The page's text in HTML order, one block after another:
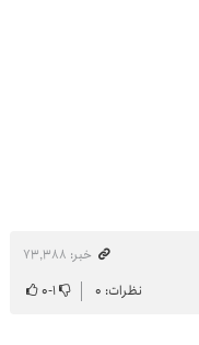
خبر: ۷۳٬۳۸۸
نظرات: ۰ ۱-۰